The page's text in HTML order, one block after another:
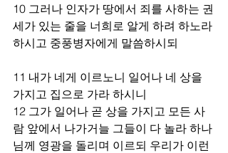
10 그러나 인자가 땅에서 죄를 사하는 권
세가 있는 줄을 너희로 알게 하려 하노라
하시고 중풍병자에게 말씀하시되
11 내가 네게 이르노니 일어나 네 상을
가지고 집으로 가라 하시니
12 그가 일어나 곧 상을 가지고 모든 사
람 앞에서 나가거늘 그들이 다 놀라 하나
님께 영광을 돌리며 이르되 우리가 이런